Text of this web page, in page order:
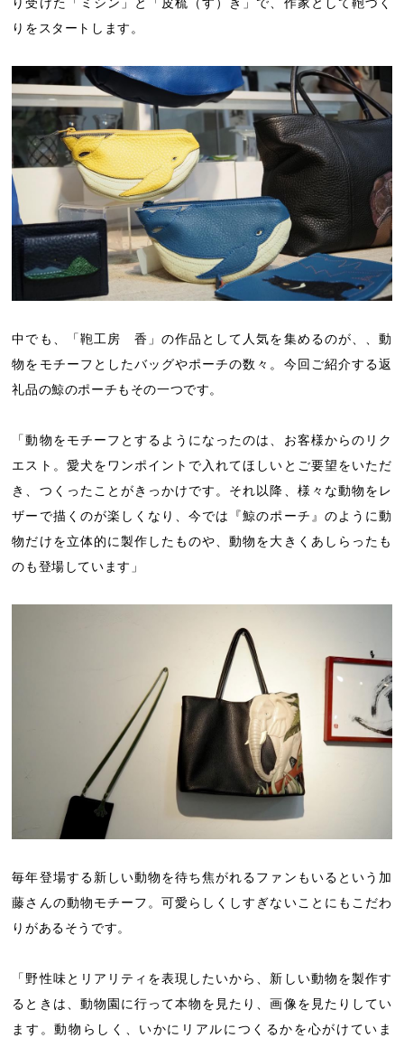
りをスタートします。
中でも、「鞄工房 香」の作品として人気を集めるのが、、動
物をモチーフとしたバッグやポーチの数々。今回ご紹介する返
礼品の鯨のポーチもその一つです。
「動物をモチーフとするようになったのは、お客様からのリク
エスト。愛犬をワンポイントで入れてほしいとご要望をいただ
き、つくったことがきっかけです。それ以降、様々な動物をレ
ザーで描くのが楽しくなり、今では『鯨のポーチ』のように動
物だけを立体的に製作したものや、動物を大きくあしらったも
のも登場しています」
毎年登場する新しい動物を待ち焦がれるファンもいるという加
藤さんの動物モチーフ。可愛らしくしすぎないことにもこだわ
りがあるそうです。
「野性味とリアリティを表現したいから、新しい動物を製作す
るときは、動物園に行って本物を見たり、画像を見たりしてい
ます。動物らしく、いかにリアルにつくるかを心がけていま